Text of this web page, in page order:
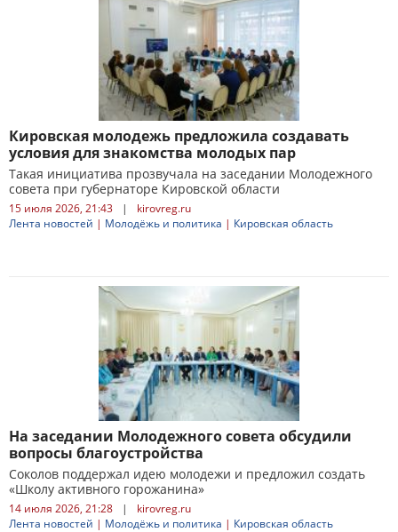
Кировская молодежь предложила создавать
условия для знакомства молодых пар
Такая инициатива прозвучала на заседании Молодежного
совета при губернаторе Кировской области
15 июля 2026, 21:43 |
kirovreg.ru
Лента новостей | Молодёжь и политика | Кировская область
На заседании Молодежного совета обсудили
вопросы благоустройства
Соколов поддержал идею молодежи и предложил создать
«Школу активного горожанина»
14 июля 2026, 21:28 |
kirovreg.ru
Лента новостей | Молодёжь и политика | Кировская область